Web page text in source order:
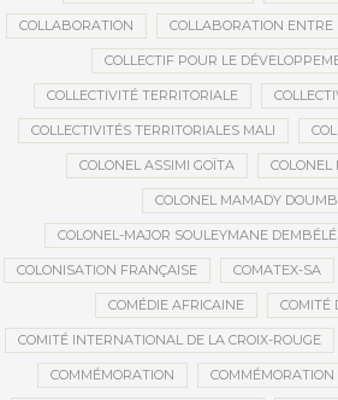
COLLABORATION COLLABORATION ENTRE
COLLECTIF POUR LE
COLLECTIVITÉ TERRITORIALE
COLLECTIVITÉS TERRITORIALES MALI
COLONEL ASSIMI GOÏTA COLONEL
COLONEL MAMADY
COLONEL-MAJOR SOULEYMANE DEMBÉLÉ
COLONISATION FRANÇAISE COMATEX-SA
COMÉDIE AFRICAINE COMITÉ
COMITÉ INTERNATIONAL DE LA CROIX-ROUGE
COMMÉMORATION